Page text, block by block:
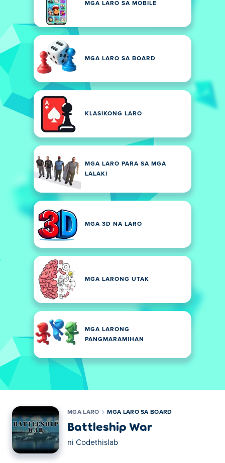
MGA LARO SA MOBILE
MGA LARO SA BOARD
KLASIKONG LARO
MGA LARO PARA SA MGA
LALAKI
MGA 3D NA LARO
MGA LARONG UTAK
MGA LARONG
PANGMARAMIHAN
MGA LARO MGA LARO SA BOARD
Battleship War
ni Codethislab